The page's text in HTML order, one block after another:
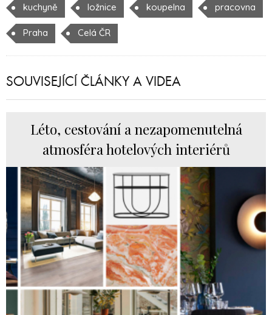
kuchyně ložnice koupelna pracovna
Praha Celá ČR
SOUVISEJÍCÍ ČLÁNKY A VIDEA
Léto, cestování a nezapomenutelná
atmosféra hotelových interiérů